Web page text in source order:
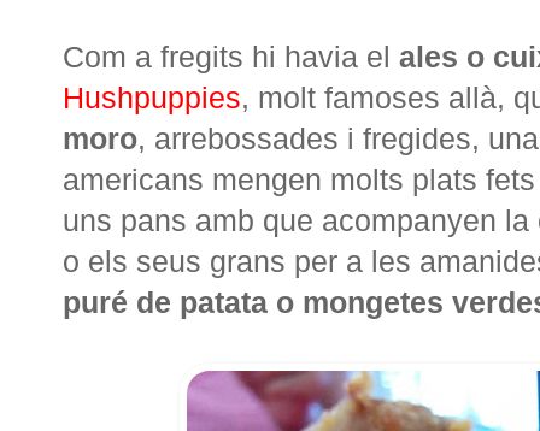
Com a fregits hi havia el ales o
Hushpuppies, molt famoses allà,
moro, arrebossades i fregides,
americans mengen molts plats
uns pans amb que acompanyen
o els seus grans per a les
puré de patata o mongetes